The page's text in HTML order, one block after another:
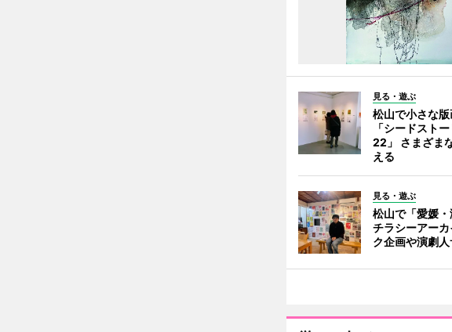
見る・遊ぶ
松山で小さな
「シードストー
22」 さまざま
える
見る・遊ぶ
松山で「愛媛
チラシーアー
ク企画や演劇